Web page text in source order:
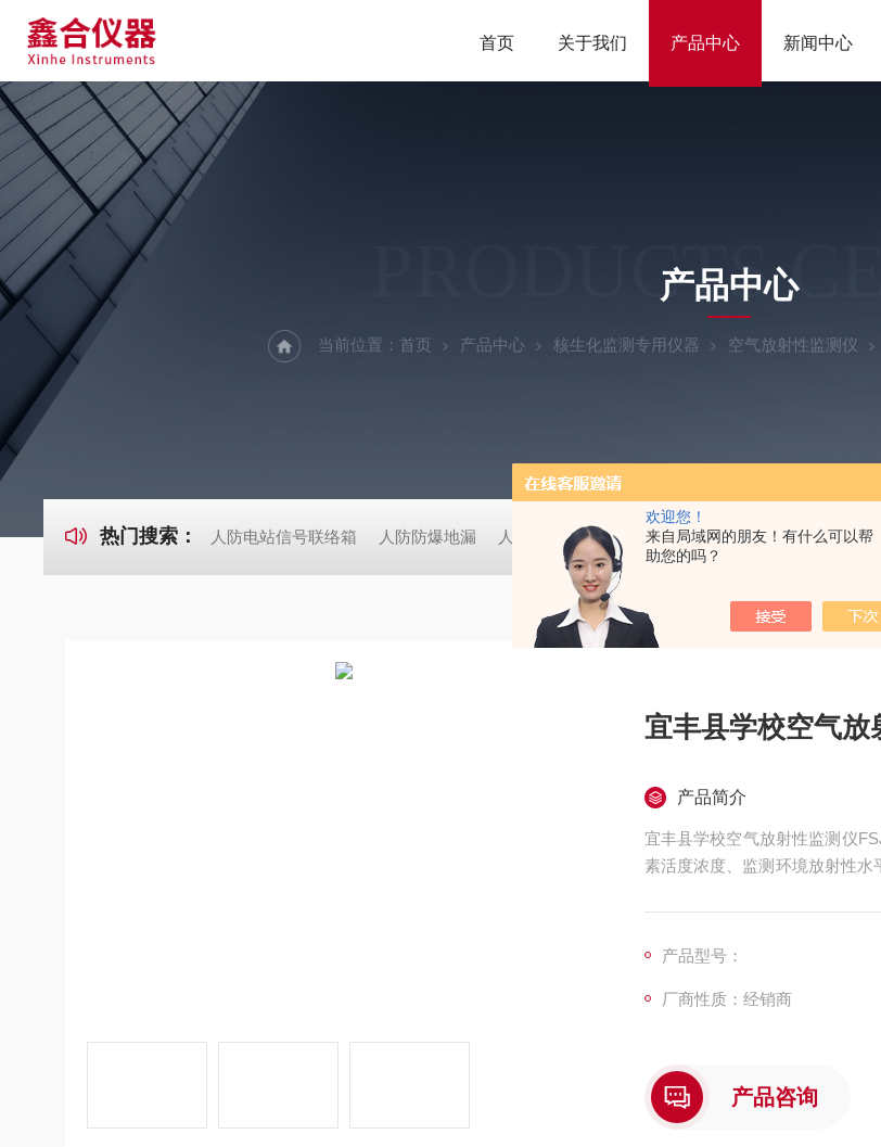
欢迎您！
来自局域网的朋友！有什么可以帮
助您的吗？
首页 关于我们 产品中心 新闻中心
PRODUCTS
产品中心
当前位置： 首页 产品中心 核生化监测专用仪器 空气放射性监测仪
热门搜索： 人防电站信号联络箱 人防防爆地漏 人防EPS电源柜 人防电动门控制箱 人防密闭盒
宜丰县学校空气
产品简介
宜丰县学校空气放射性监测仪
素活度浓度、监测环境放射性
产品型号：
厂商性质：经销商
产品咨询